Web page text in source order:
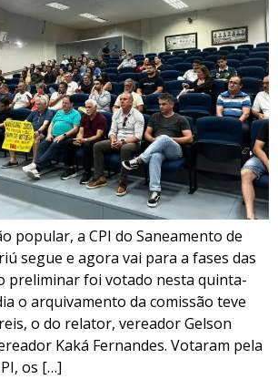
popular, a CPI do Saneamento de
segue e agora vai para a fases das
preliminar foi votado nesta quinta-
o arquivamento da comissão teve
o do relator, vereador Gelson
Kaká Fernandes. Votaram pela
os […]